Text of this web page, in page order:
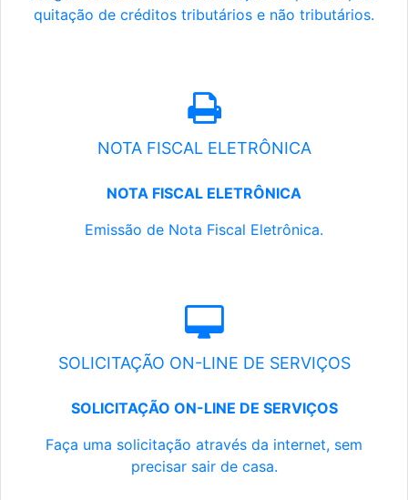
quitação de créditos tributários e não tributários.
NOTA FISCAL ELETRÔNICA
NOTA FISCAL ELETRÔNICA
Emissão de Nota Fiscal Eletrônica.
SOLICITAÇÃO ON-LINE DE SERVIÇOS
SOLICITAÇÃO ON-LINE DE SERVIÇOS
Faça uma solicitação através da internet, sem
precisar sair de casa.